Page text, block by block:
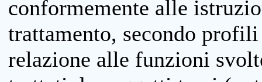
conformemente alle
trattamento, secondo
relazione alle funzioni